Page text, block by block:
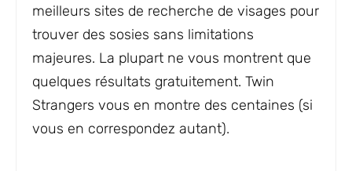
meilleurs sites de recherche de visages pour
trouver des sosies sans limitations
majeures. La plupart ne vous montrent que
quelques résultats gratuitement. Twin
Strangers vous en montre des centaines (si
vous en correspondez autant).